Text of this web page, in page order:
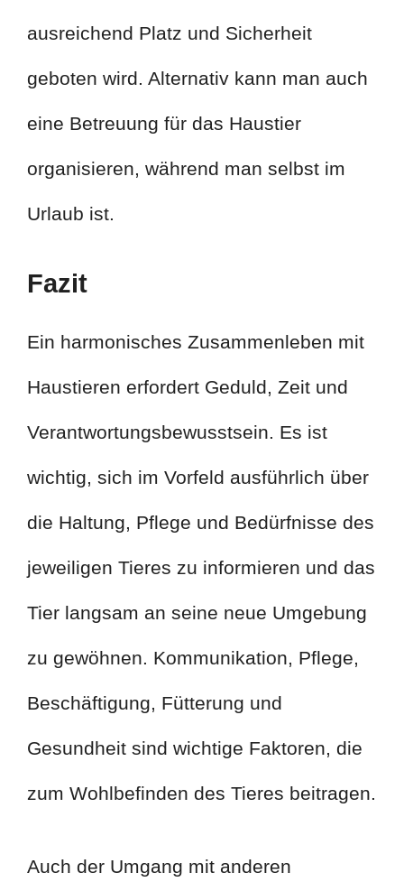
ausreichend Platz und Sicherheit
geboten wird. Alternativ kann man auch
eine Betreuung für das Haustier
organisieren, während man selbst im
Urlaub ist.
Fazit
Ein harmonisches Zusammenleben mit
Haustieren erfordert Geduld, Zeit und
Verantwortungsbewusstsein. Es ist
wichtig, sich im Vorfeld ausführlich über
die Haltung, Pflege und Bedürfnisse des
jeweiligen Tieres zu informieren und das
Tier langsam an seine neue Umgebung
zu gewöhnen. Kommunikation, Pflege,
Beschäftigung, Fütterung und
Gesundheit sind wichtige Faktoren, die
zum Wohlbefinden des Tieres beitragen.
Auch der Umgang mit anderen